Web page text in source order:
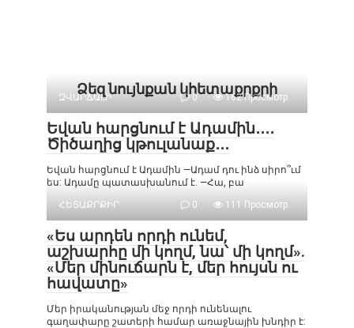
Ձեզ նույնքան կհետաքրքրի
ԶՎԱՐՃԱԼԻ 0 162 Просмотр
Եվան հարցնում է Ադամին․․․․
Ծիծաղից կթուլանաք․․․
Եվան հարցնում է Ադամին —Ադամ դու ինձ սիրո՞ւմ
ես: Ադամը պատասխանում է. —Հա, բա
ՀԵՏԱՔՐՔԻՐ
0 111 Просмотр
«Ես արդեն որդի ունեմ,
աշխարհը մի կողմ, նա՝ մի կողմ».
«Մեր մինուճարն է, մեր հույսն ու
հավատը»
Մեր իրականության մեջ որդի ունենալու
գաղափարը շատերի համար առաջնային խնդիր է: